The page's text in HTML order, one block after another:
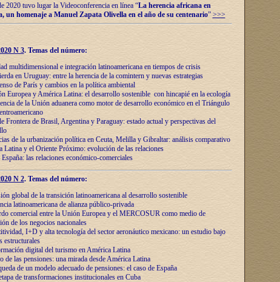
2020 tuvo lugar la Videoconferencia en línea “La herencia africana en
un homenaje a Manuel Zapata Olivella en el año de su centenario” >>>
N 3.Temas del número:
multidimensional e integración latinoamericana en tiempos de crisis
en Uruguay: entre la herencia de lа comintern y nuevas estrategias
de París y cambios en la política ambiental
Europea y América Latina: el desarrollo sostenible con hincapié en la ecología
de la Unión aduanera como motor de desarrollo económico en el Triángulo
Frontera de Brasil, Argentina y Paraguay: estado actual y perspectivas del
de la urbanización política en Ceuta, Melilla y Gibraltar: análisis comparativo
Latina y el Oriente Próximo: evolución de las relaciones
las relaciones económico-comerciales
N 2.Temas del número:
global de la transición latinoamericana al desarrollo sostenible
latinoamericana de alianza público-privada
comercial entre la Unión Europea y el MERCOSUR como medio de
de los negocios nacionales
I+D y alta tecnología del sector aeronáutico mexicano: un estudio bajo
estructurales
digital del turismo en América Latina
de las pensiones: una mirada desde América Latina
de un modelo adecuado de pensiones: el caso de España
de transformaciones institucionales en Cuba